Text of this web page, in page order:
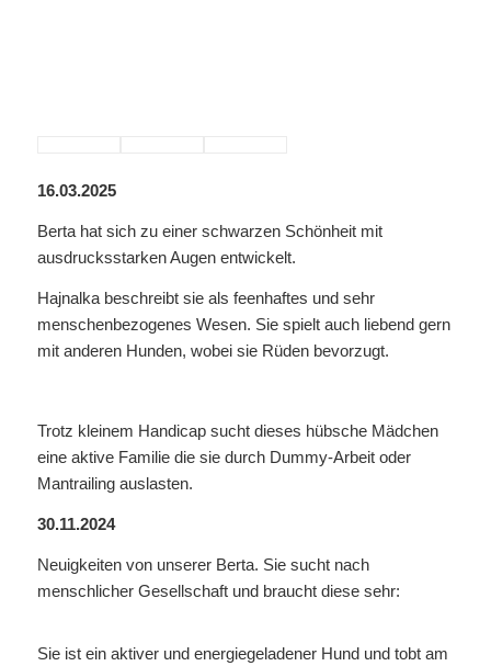
16.03.2025
Berta hat sich zu einer schwarzen Schönheit mit
ausdrucksstarken Augen entwickelt.
Hajnalka beschreibt sie als feenhaftes und sehr
menschenbezogenes Wesen. Sie spielt auch liebend gern
mit anderen Hunden, wobei sie Rüden bevorzugt.
Trotz kleinem Handicap sucht dieses hübsche Mädchen
eine aktive Familie die sie durch Dummy-Arbeit oder
Mantrailing auslasten.
30.11.2024
Neuigkeiten von unserer Berta. Sie sucht nach
menschlicher Gesellschaft und braucht diese sehr:
Sie ist ein aktiver und energiegeladener Hund und tobt am